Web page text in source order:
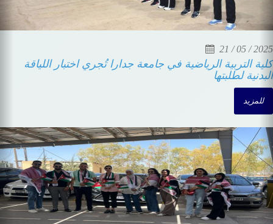
21 / 05 / 2025
كلية التربية الرياضية في جامعة جدارا تُجري اختبار اللياقة
البدنية لطلبتها
للمزيد